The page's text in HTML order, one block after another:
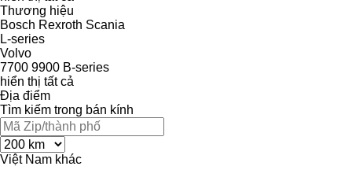
Thương hiệu
Bosch Rexroth Scania
L-series
Volvo
7700 9900 B-series
hiển thị tất cả
Địa điểm
Tìm kiếm trong bán kính
Việt Nam khác